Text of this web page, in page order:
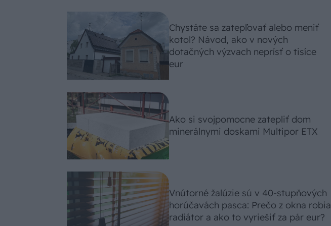
Chystáte sa zatepľovať alebo meniť
kotol? Návod, ako v nových
dotačných výzvach neprísť o tisíce
eur
Ako si svojpomocne zatepliť dom
minerálnymi doskami Multipor ETX
Vnútorné žalúzie sú v 40-stupňových
horúčavách pasca: Prečo z okna robia
radiátor a ako to vyriešiť za pár eur?